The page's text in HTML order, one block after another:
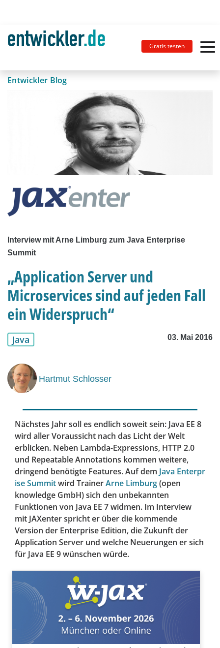
Gratis testen
Entwickler Blog
Interview mit Arne Limburg zum Java Enterprise
Summit
„Application Server und
Microservices sind auf jeden Fall
ein Widerspruch“
Java 03. Mai 2016
Hartmut Schlosser
Nächstes Jahr soll es endlich soweit sein: Java EE 8
wird aller Voraussicht nach das Licht der Welt
erblicken. Neben Lambda-Expressions, HTTP 2.0
und Repeatable Annotations kommen weitere,
dringend benötigte Features. Auf dem Java Enterpr
ise Summitwird TrainerArne Limburg(open
knowledge GmbH) sich den unbekannten
Funktionen von Java EE 7 widmen. Im Interview
mit JAXenter spricht er über die kommende
Version der Enterprise Edition, die Zukunft der
Application Server und welche Neuerungen er sich
für Java EE 9 wünschen würde.